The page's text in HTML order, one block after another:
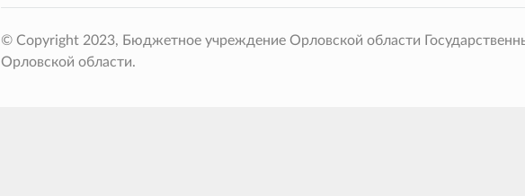
© Copyright 2023, Бюджетное учреждение Орловской области
Орловской области.